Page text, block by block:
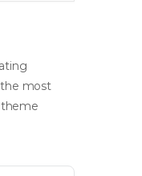
most
theme